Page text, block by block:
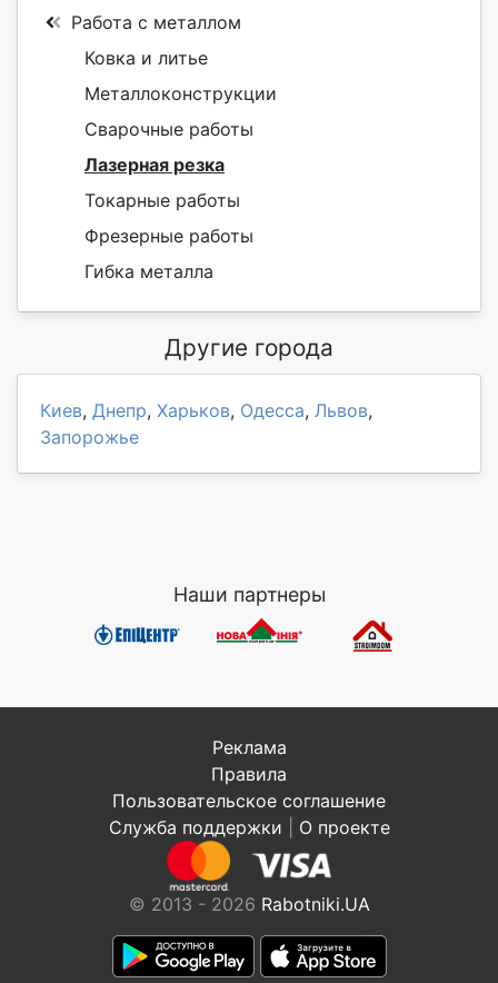
Работа с металлом
Ковка и литье
Металлоконструкции
Сварочные работы
Лазерная резка
Токарные работы
Фрезерные работы
Гибка металла
Другие города
Киев, Днепр, Харьков, Одесса, Львов,
Запорожье
Наши партнеры
Реклама
Правила
Пользовательское соглашение
Служба поддержки
О проекте
© 2013 - 2026 Rabotniki.UA